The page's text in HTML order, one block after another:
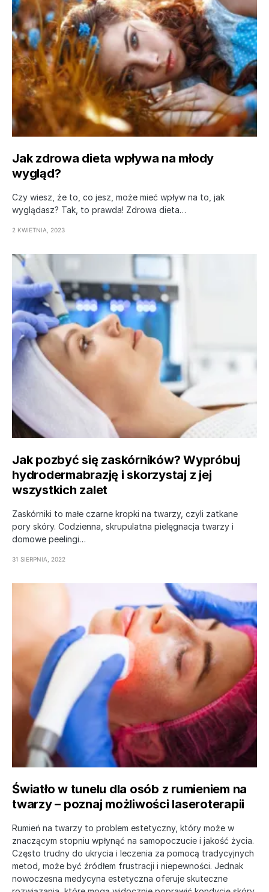
Jak zdrowa dieta wpływa na młody
wygląd?
Czy wiesz, że to, co jesz, może mieć wpływ na to, jak
wyglądasz? Tak, to prawda! Zdrowa dieta…
2 KWIETNIA, 2023
Jak pozbyć się zaskórników? Wypróbuj
hydrodermabrazję i skorzystaj z jej
wszystkich zalet
Zaskórniki to małe czarne kropki na twarzy, czyli zatkane
pory skóry. Codzienna, skrupulatna pielęgnacja twarzy i
domowe peelingi…
31 SIERPNIA, 2022
Światło w tunelu dla osób z rumieniem na
twarzy – poznaj możliwości laseroterapii
Rumień na twarzy to problem estetyczny, który może w
znaczącym stopniu wpłynąć na samopoczucie i jakość życia.
Często trudny do ukrycia i leczenia za pomocą tradycyjnych
metod, może być źródłem frustracji i niepewności. Jednak
nowoczesna medycyna estetyczna oferuje skuteczne